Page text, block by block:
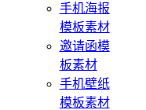
手机海报
模板素材
邀请函模
板素材
手机壁纸
模板素材